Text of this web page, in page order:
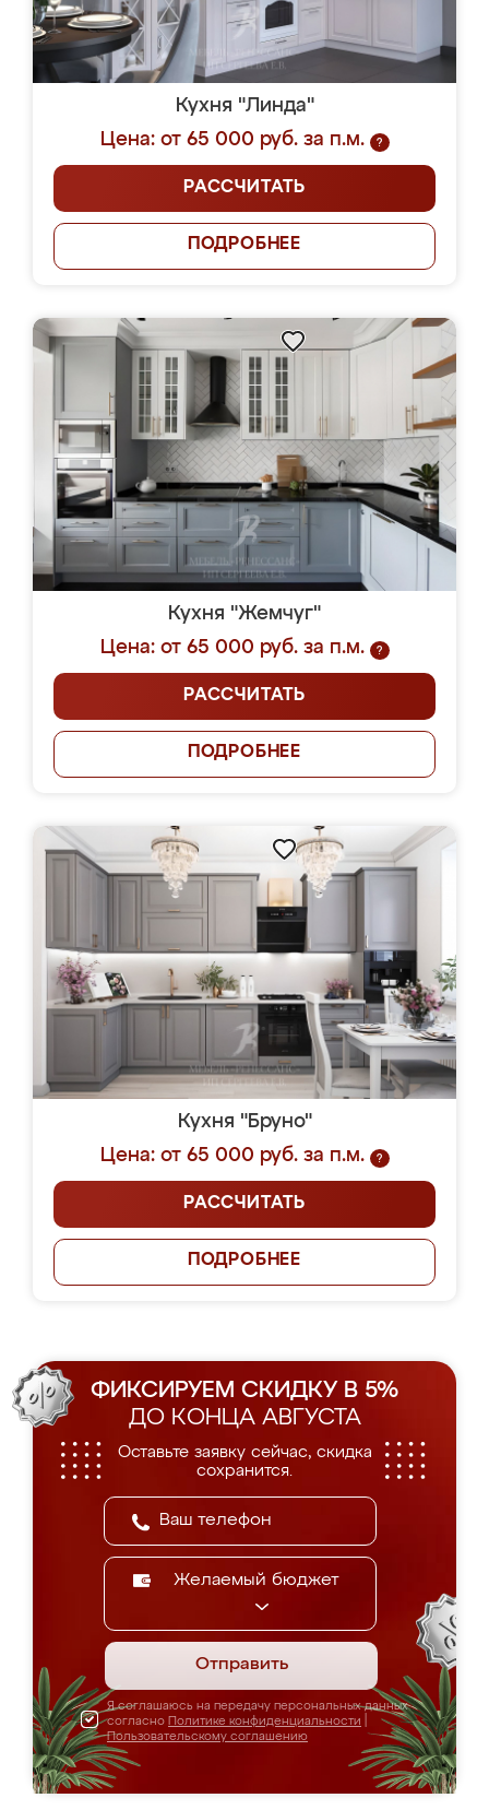
Кухня "Линда"
Цена: от 65 000 руб. за п.м.
?
РАССЧИТАТЬ
ПОДРОБНЕЕ
Кухня "Жемчуг"
Цена: от 65 000 руб. за п.м.
?
РАССЧИТАТЬ
ПОДРОБНЕЕ
Кухня "Бруно"
Цена: от 65 000 руб. за п.м.
?
РАССЧИТАТЬ
ПОДРОБНЕЕ
ФИКСИРУЕМ СКИДКУ В 5%
ДО КОНЦА АВГУСТА
Оставьте заявку сейчас, скидка
сохранится.
Желаемый бюджет
Отправить
Я соглашаюсь на передачу персональных данных
согласно Политике конфиденциальности
Пользовательскому соглашению